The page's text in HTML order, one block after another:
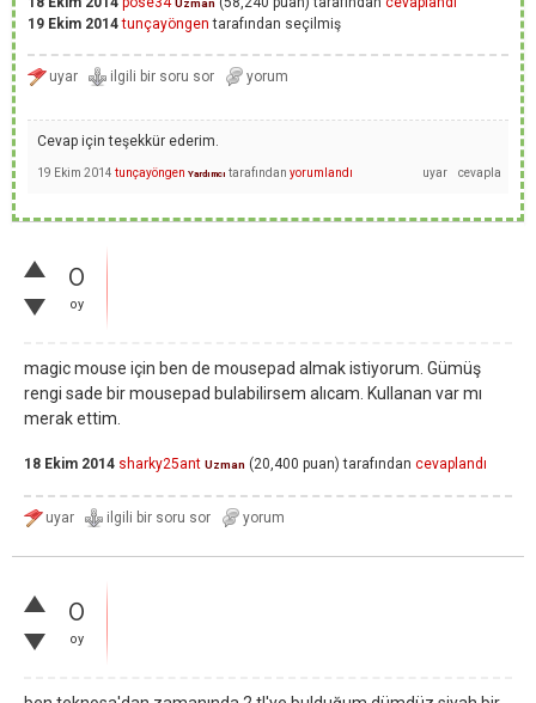
Uzman
19 Ekim 2014 tunçayöngen tarafından seçilmiş
Cevap için teşekkür ederim.
19 Ekim 2014 tunçayöngen Yardımcı tarafından yorumlandı
0
oy
magic mouse için ben de mousepad almak istiyorum. Gümüş
rengi sade bir mousepad bulabilirsem alıcam. Kullanan var mı
merak ettim.
18 Ekim 2014 sharky25ant Uzman (20,400 puan) tarafından cevaplandı
0
oy